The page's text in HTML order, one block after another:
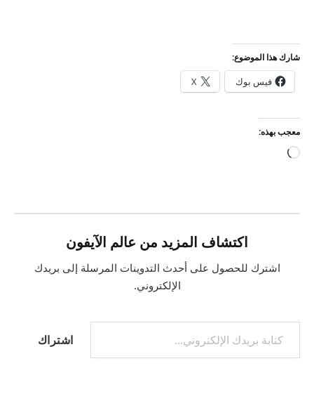
شارك هذا الموضوع:
فيس بوك X
معجب بهذه:
جاري
اكتشاف المزيد من عالم الآيفون
اشترك للحصول على أحدث التدوينات المرسلة إلى بريدك
الإلكتروني.
كتابة بريدك الإلكتروني...
اشتراك